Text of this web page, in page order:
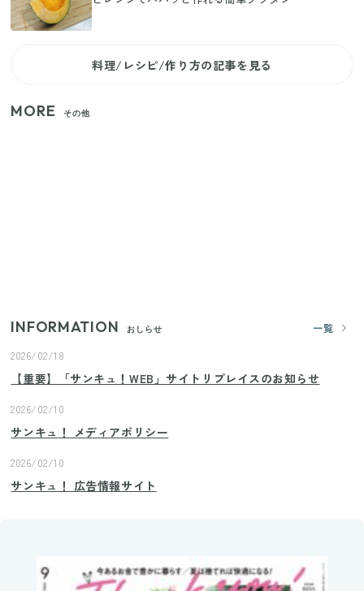
料理/レシピ/作り方の記事を見る
MORE その他
INFORMATION おしらせ
一覧
2026/02/18
【重要】「サンキュ！WEB」サイトリプレイスのお知らせ
2026/02/10
サンキュ！ メディアポリシー
2026/02/10
サンキュ！ 広告情報サイト